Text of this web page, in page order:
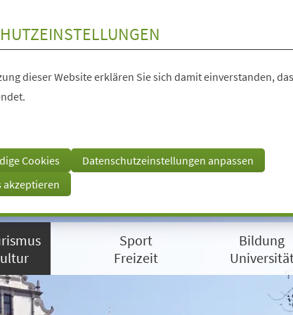
dieser Website erklären Sie sich damit einverstanden,
Cookies
Datenschutzeinstellungen anpassen
akzeptieren
Sport
Freizeit
Bildung